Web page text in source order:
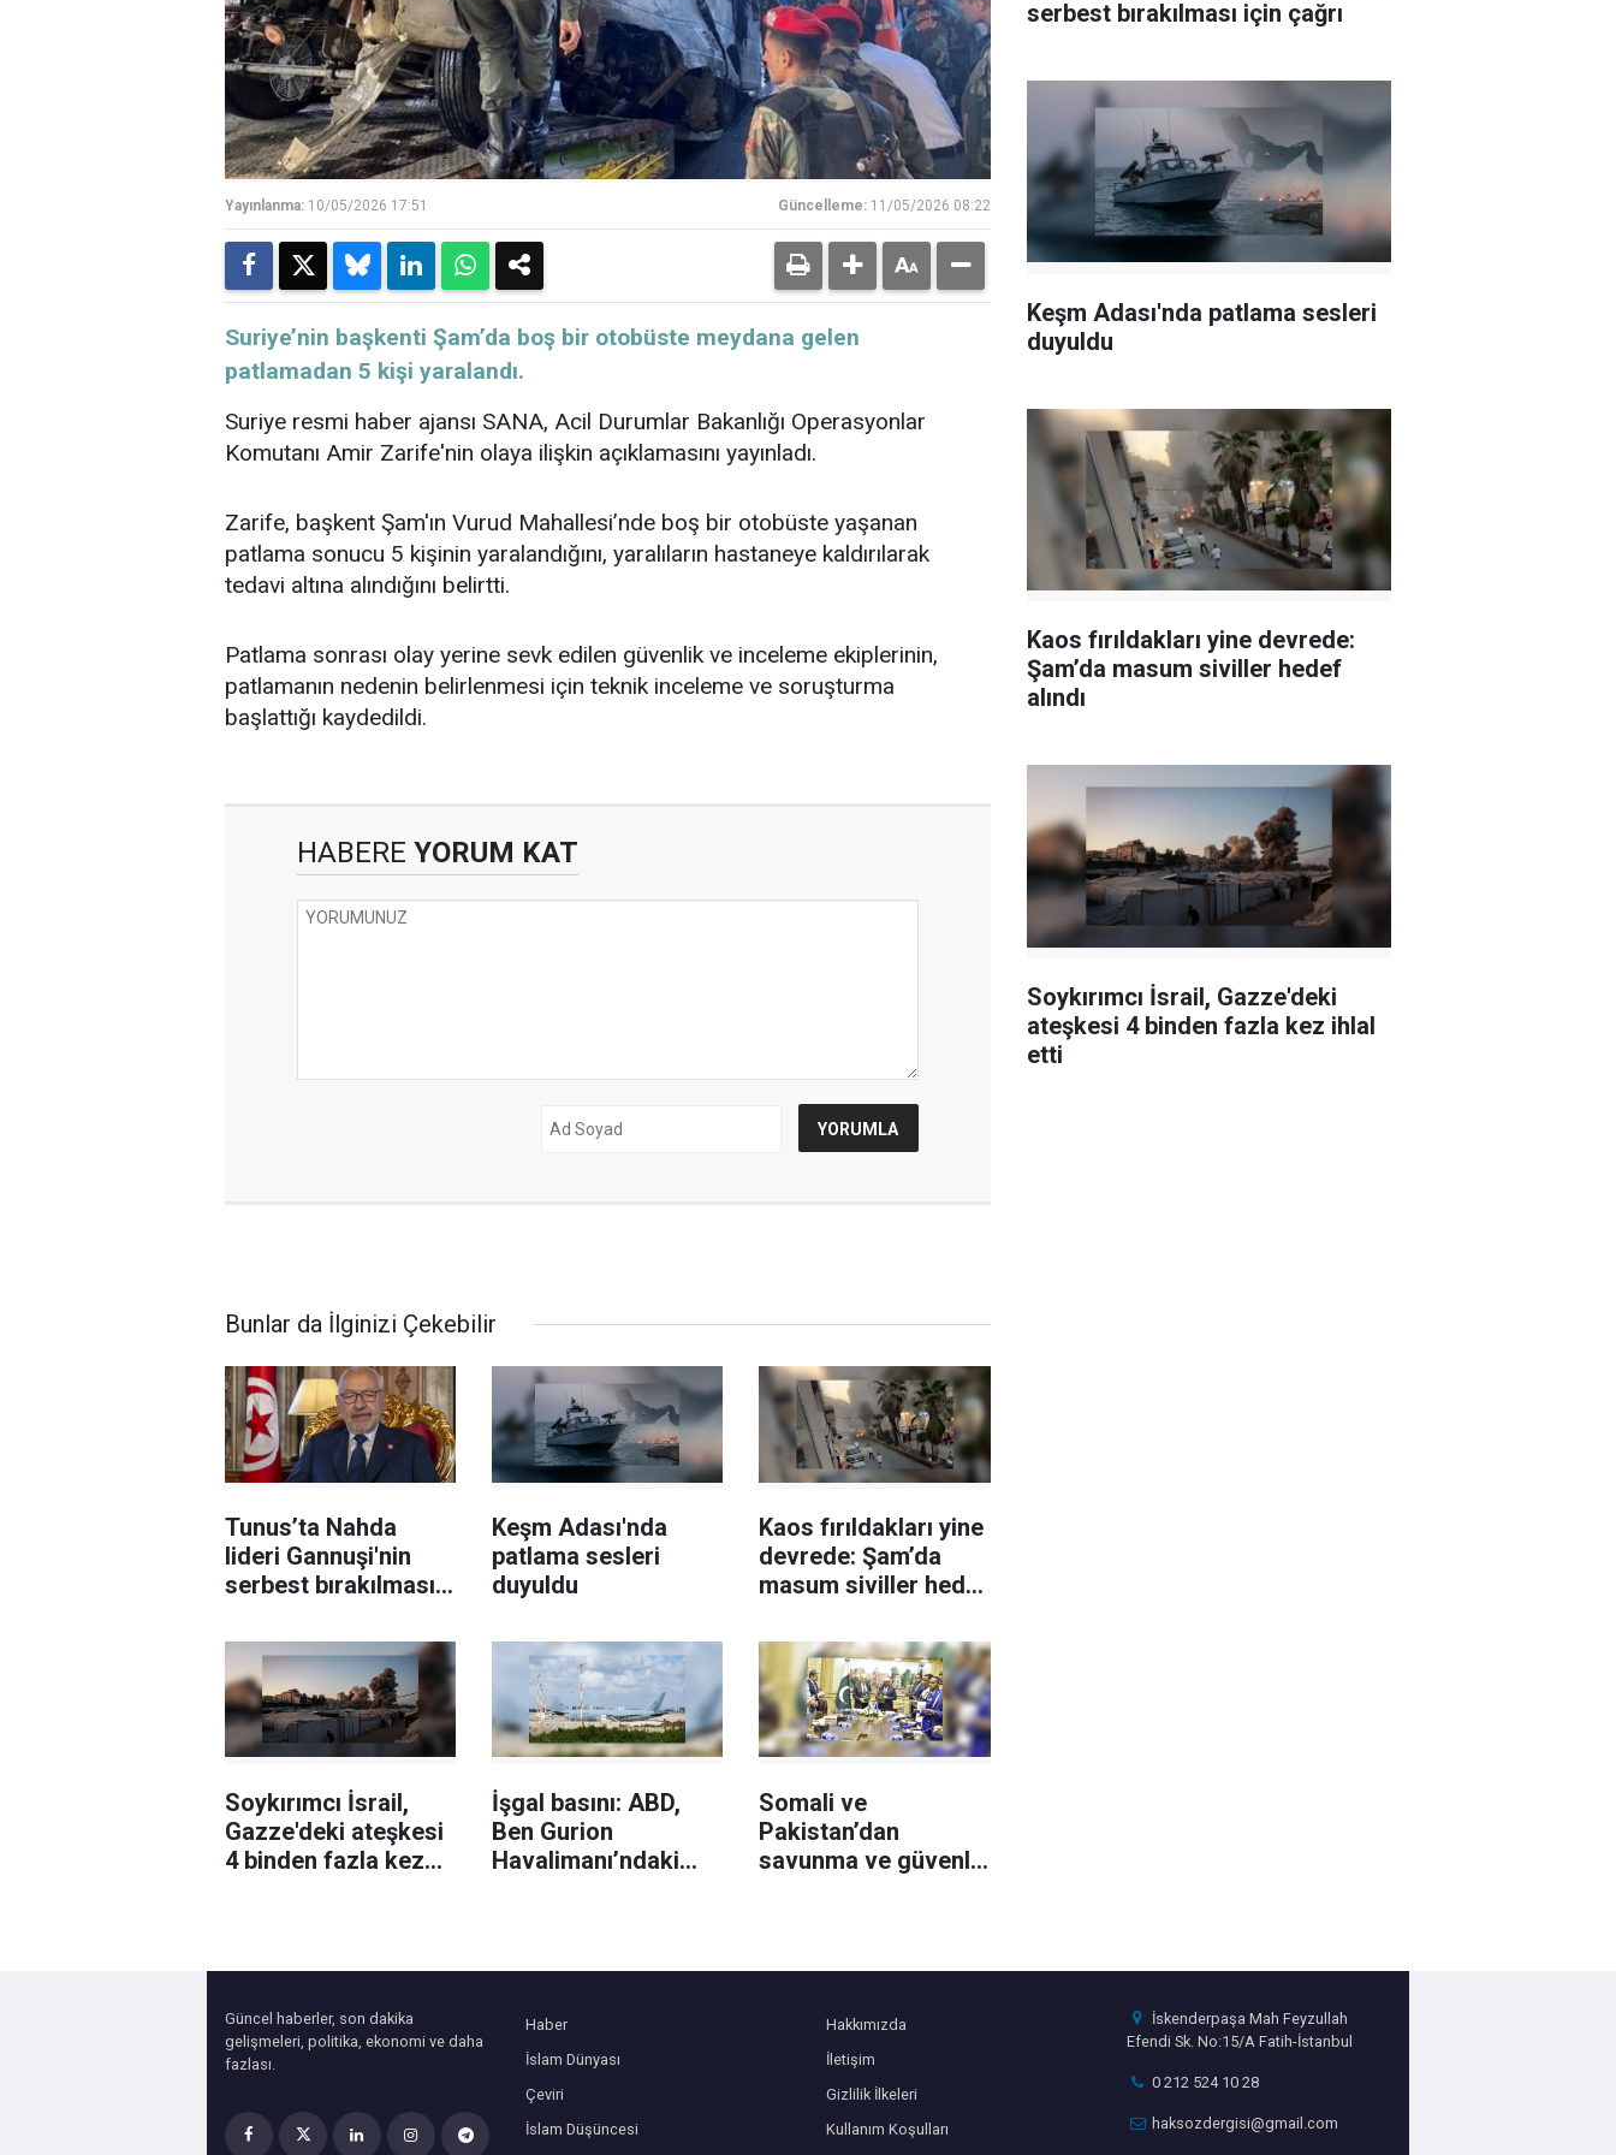
Yayınlanma: 10/05/2026 17:51 Güncelleme: 11/05/2026 08:22
Suriye’nin başkenti Şam’da boş bir otobüste meydana gelen
patlamadan 5 kişi yaralandı.
Suriye resmi haber ajansı SANA, Acil Durumlar Bakanlığı Operasyonlar
Komutanı Amir Zarife'nin olaya ilişkin açıklamasını yayınladı.
Zarife, başkent Şam'ın Vurud Mahallesi’nde boş bir otobüste yaşanan
patlama sonucu 5 kişinin yaralandığını, yaralıların hastaneye kaldırılarak
tedavi altına alındığını belirtti.
Patlama sonrası olay yerine sevk edilen güvenlik ve inceleme ekiplerinin,
patlamanın nedenin belirlenmesi için teknik inceleme ve soruşturma
başlattığı kaydedildi.
HABERE YORUM KAT
Bunlar da İlginizi Çekebilir
Tunus’ta Nahda
lideri Gannuşi'nin
serbest bırakılması
Keşm Adası'nda
patlama sesleri
duyuldu
Kaos fırıldakları yine
devrede: Şam’da
masum siviller hedef
Soykırımcı İsrail,
Gazze'deki ateşkesi
4 binden fazla kez
İşgal basını: ABD,
Ben Gurion
Havalimanı’ndaki
Somali ve
Pakistan’dan
savunma ve güvenlik
serbest bırakılması için çağrı
Keşm Adası'nda patlama sesleri
duyuldu
Kaos fırıldakları yine devrede:
Şam’da masum siviller hedef
alındı
Soykırımcı İsrail, Gazze'deki
ateşkesi 4 binden fazla kez ihlal
etti
Güncel haberler, son dakika
gelişmeleri, politika, ekonomi ve daha
fazlası.
Haber
İslam Dünyası
Çeviri
İslam Düşüncesi
Hakkımızda
İletişim
Gizlilik İlkeleri
Kullanım Koşulları
İskenderpaşa Mah Feyzullah
Efendi Sk. No:15/A Fatih-İstanbul
0 212 524 10 28
haksozdergisi@gmail.com